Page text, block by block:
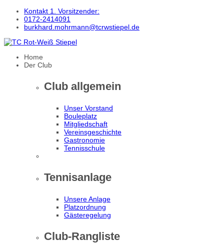
Kontakt 1. Vorsitzender:
0172-2414091
burkhard.mohrmann@tcrwstiepel.de
Home
Der Club
Club allgemein
Unser Vorstand
Bouleplatz
Mitgliedschaft
Vereinsgeschichte
Gastronomie
Tennisschule
Tennisanlage
Unsere Anlage
Platzordnung
Gästeregelung
Club-Rangliste